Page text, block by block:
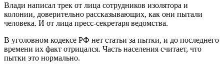
Влади написал трек от лица сотрудников изолятора и
колонии, доверительно рассказывающих, как они пытали
человека. И от лица пресс-секретаря ведомства.
В уголовном кодексе РФ нет статьи за пытки, и до последнего
времени их факт отрицался. Часть населения считает, что
пытки это нормально.